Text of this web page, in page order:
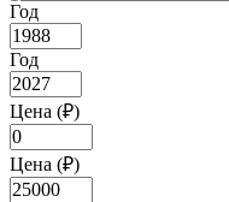
Год
Год
Цена (₽)
Цена (₽)